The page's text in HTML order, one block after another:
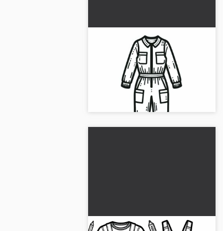
Fargeleggingsbilde av en
jumpsuit: Gratis
fargeleggingsglede for
unge og gamle
Oppdag gratis fargeleggingsbilde
av en jumpsuit. Last det ned og
dykk inn i kreativ fargelegging!...